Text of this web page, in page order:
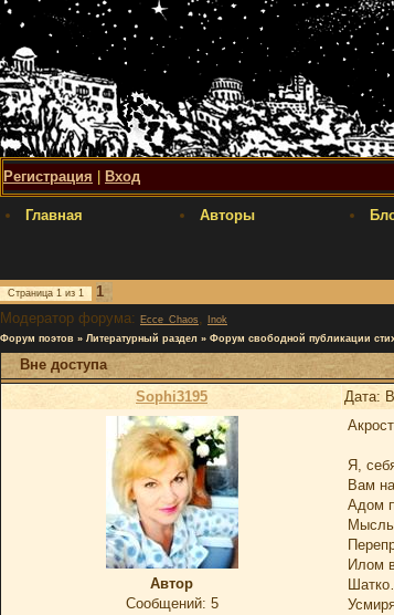
Регистрация Вход
Главная Авторы
Страница 1 из 1
1
Модератор форума: Ecce_Chaos ,
Inok
Форум поэтов » Литературный раздел » Форум свободной публикации
Вне доступа
Sophi3195
Дата:
Автор
Сообщений: 5
Я,
Вам
Адом
Илом